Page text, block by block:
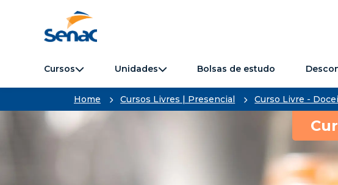
Cursos Unidades Bolsas de estudo
Home Cursos Livres | Presencial Curso Livre -